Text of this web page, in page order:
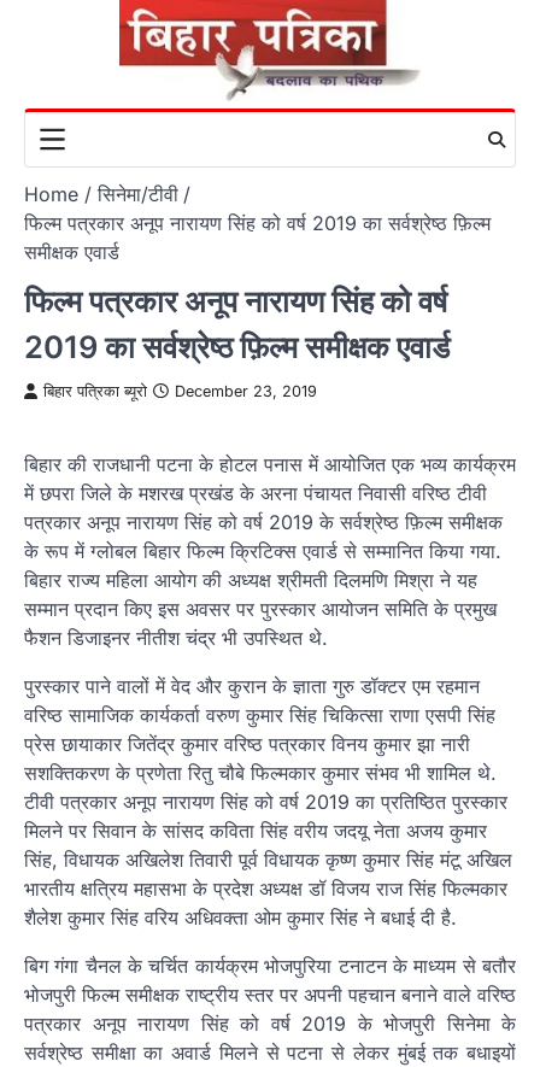
Home
सिनेमा/टीवी
फिल्म पत्रकार अनूप नारायण सिंह को वर्ष 2019 का सर्वश्रेष्ठ फ़िल्म
समीक्षक एवार्ड
फिल्म पत्रकार अनूप नारायण सिंह को वर्ष
2019 का सर्वश्रेष्ठ फ़िल्म समीक्षक एवार्ड
बिहार पत्रिका ब्यूरो December 23, 2019
बिहार की राजधानी पटना के होटल पनास में आयोजित एक भव्य कार्यक्रम
में छपरा जिले के मशरख प्रखंड के अरना पंचायत निवासी वरिष्ठ टीवी
पत्रकार अनूप नारायण सिंह को वर्ष 2019 के सर्वश्रेष्ठ फ़िल्म समीक्षक
के रूप में ग्लोबल बिहार फिल्म क्रिटिक्स एवार्ड से सम्मानित किया गया.
बिहार राज्य महिला आयोग की अध्यक्ष श्रीमती दिलमणि मिश्रा ने यह
सम्मान प्रदान किए इस अवसर पर पुरस्कार आयोजन समिति के प्रमुख
फैशन डिजाइनर नीतीश चंद्र भी उपस्थित थे.
पुरस्कार पाने वालों में वेद और कुरान के ज्ञाता गुरु डॉक्टर एम रहमान
वरिष्ठ सामाजिक कार्यकर्ता वरुण कुमार सिंह चिकित्सा राणा एसपी सिंह
प्रेस छायाकार जितेंद्र कुमार वरिष्ठ पत्रकार विनय कुमार झा नारी
सशक्तिकरण के प्रणेता रितु चौबे फिल्मकार कुमार संभव भी शामिल थे.
टीवी पत्रकार अनूप नारायण सिंह को वर्ष 2019 का प्रतिष्ठित पुरस्कार
मिलने पर सिवान के सांसद कविता सिंह वरीय जदयू नेता अजय कुमार
सिंह, विधायक अखिलेश तिवारी पूर्व विधायक कृष्ण कुमार सिंह मंटू अखिल
भारतीय क्षत्रिय महासभा के प्रदेश अध्यक्ष डॉ विजय राज सिंह फिल्मकार
शैलेश कुमार सिंह वरिय अधिवक्ता ओम कुमार सिंह ने बधाई दी है.
बिग गंगा चैनल के चर्चित कार्यक्रम भोजपुरिया टनाटन के माध्यम से बतौर
भोजपुरी फिल्म समीक्षक राष्ट्रीय स्तर पर अपनी पहचान बनाने वाले वरिष्ठ
पत्रकार अनूप नारायण सिंह को वर्ष 2019 के भोजपुरी सिनेमा के
सर्वश्रेष्ठ समीक्षा का अवार्ड मिलने से पटना से लेकर मुंबई तक बधाइयों